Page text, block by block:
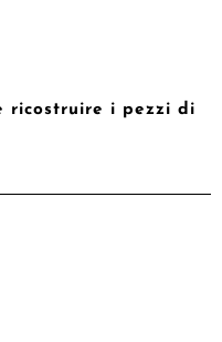
ricostruire i pezzi di